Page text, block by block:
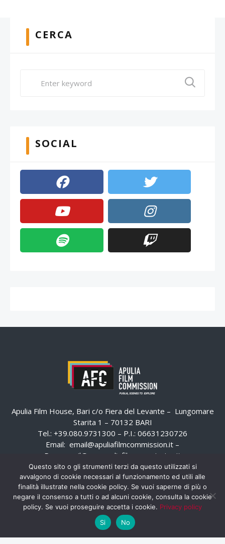
CERCA
SOCIAL
Apulia Film House, Bari c/o Fiera del Levante – Lungomare
Starita 1 – 70132 BARI
Tel.: +39.080.9731300 – P.I.: 06631230726
Email: email@apuliafilmcommission.it –
Pec:
email@pec.apuliafilmcommission.it
Questo sito o gli strumenti terzi da questo utilizzati si
avvalgono di cookie necessari al funzionamento ed utili alle
finalità illustrate nella cookie policy. Se vuoi saperne di più o
negare il consenso a tutti o ad alcuni cookie, consulta la cookie
policy. Se vuoi proseguire accetta i cookie. Privacy policy
Si
No